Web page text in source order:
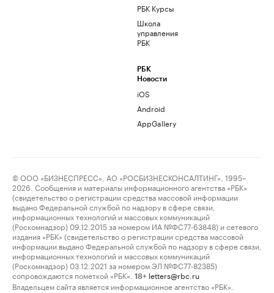
РБК Курсы
Школа
управления
РБК
РБК
Новости
iOS
Android
AppGallery
© ООО «БИЗНЕСПРЕСС», АО «РОСБИЗНЕСКОНСАЛТИНГ», 1995–
2026. Сообщения и материалы информационного агентства «РБК»
(свидетельство о регистрации средства массовой информации
выдано Федеральной службой по надзору в сфере связи,
информационных технологий и массовых коммуникаций
(Роскомнадзор) 09.12.2015 за номером ИА №ФС77-63848) и сетевого
издания «РБК» (свидетельство о регистрации средства массовой
информации выдано Федеральной службой по надзору в сфере связи,
информационных технологий и массовых коммуникаций
(Роскомнадзор) 03.12.2021 за номером ЭЛ №ФС77-82385)
сопровождаются пометкой «РБК».
18+ letters@rbc.ru
Владельцем сайта является информационное агентство «РБК».